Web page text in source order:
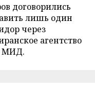
договорились
лишь один
через
агентство
МИД.